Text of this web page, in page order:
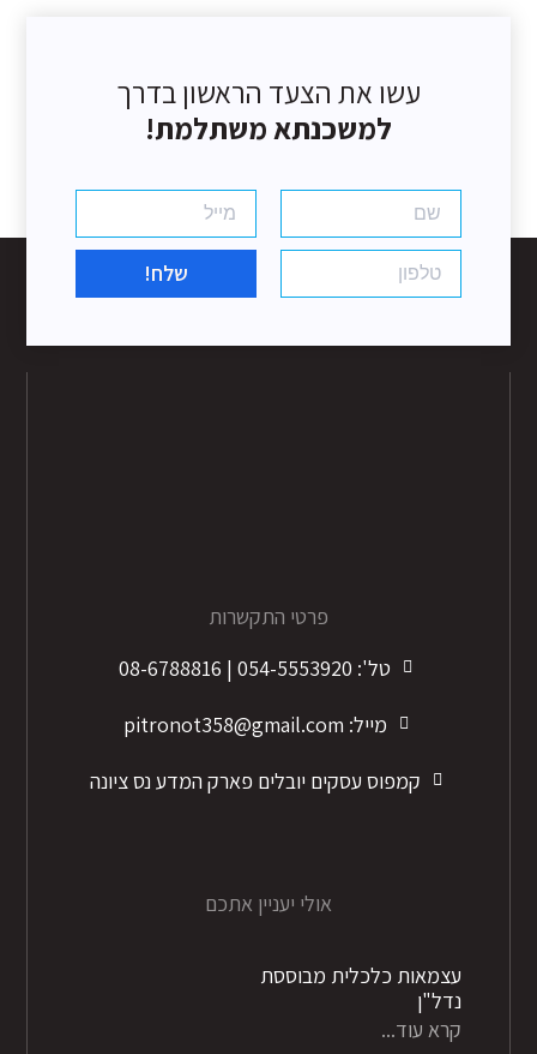
עשו את הצעד הראשון בדרך
למשכנתא משתלמת!
שלח!
פרטי התקשרות
טל': 054-5553920 | 08-6788816
מייל: pitronot358@gmail.com
קמפוס עסקים יובלים פארק המדע נס ציונה
אולי יעניין אתכם
עצמאות כלכלית מבוססת
נדל"ן
קרא עוד...